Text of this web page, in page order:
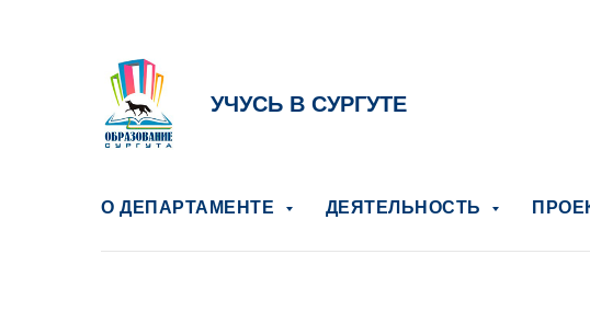
УЧУСЬ В СУРГУТЕ
О ДЕПАРТАМЕНТЕ ДЕЯТЕЛЬНОСТЬ